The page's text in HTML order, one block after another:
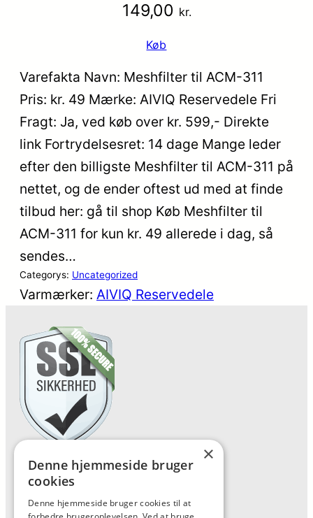
149,00 kr.
Køb
Varefakta Navn: Meshfilter til ACM-311
Pris: kr. 49 Mærke: AIVIQ Reservedele Fri
Fragt: Ja, ved køb over kr. 599,- Direkte
link Fortrydelsesret: 14 dage Mange leder
efter den billigste Meshfilter til ACM-311 på
nettet, og de ender oftest ud med at finde
tilbud her: gå til shop Køb Meshfilter til
ACM-311 for kun kr. 49 allerede i dag, så
sendes…
Categorys: Uncategorized
Varmærker: AIVIQ Reservedele
Forside
Kontakt
×
Denne hjemmeside bruger
cookies
Denne hjemmeside bruger cookies til at